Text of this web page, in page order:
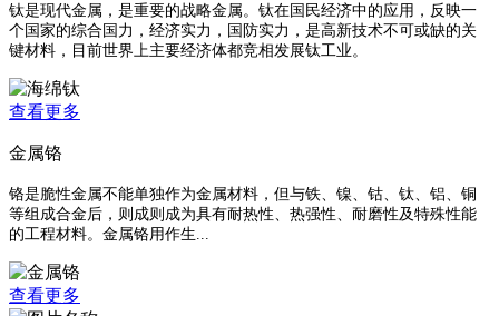
钛是现代金属，是重要的战略金属。钛在国民经济中的应用，反映一
个国家的综合国力，经济实力，国防实力，是高新技术不可或缺的关
键材料，目前世界上主要经济体都竞相发展钛工业。
查看更多
金属铬
铬是脆性金属不能单独作为金属材料，但与铁、镍、钴、钛、铝、铜
等组成合金后，则成则成为具有耐热性、热强性、耐磨性及特殊性能
的工程材料。金属铬用作生...
查看更多